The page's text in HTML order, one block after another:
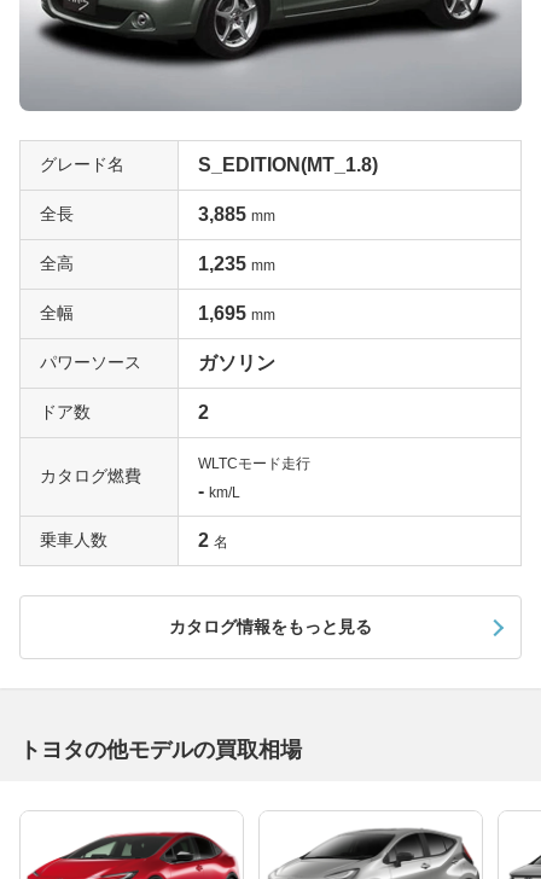
グレード名 S_EDITION(MT_1.8)
全長 3,885 mm
全高 1,235 mm
全幅 1,695 mm
パワーソース ガソリン
ドア数 2
カタログ燃費
WLTCモード走行
- km/L
乗車人数 2 名
カタログ情報をもっと見る
トヨタの他モデルの買取相場